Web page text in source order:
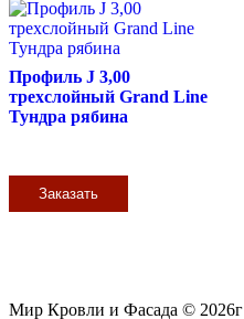
Профиль J 3,00
трехслойный Grand Line
Тундра рябина
Заказать
Мир Кровли и Фасада © 2026г